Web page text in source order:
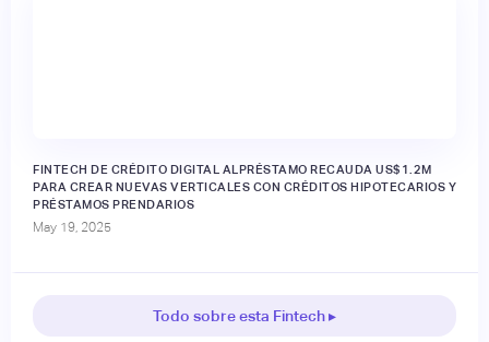
FINTECH DE CRÉDITO DIGITAL ALPRÉSTAMO RECAUDA US$1.2M
PARA CREAR NUEVAS VERTICALES CON CRÉDITOS HIPOTECARIOS Y
PRÉSTAMOS PRENDARIOS
May 19, 2025
Todo sobre esta Fintech ▸